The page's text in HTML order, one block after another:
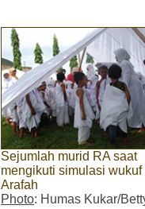
Sejumlah murid RA saat
mengikuti simulasi wukuf
Arafah
Photo: Humas Kukar/